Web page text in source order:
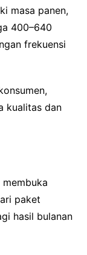
masa panen,
400–640
frekuensi
kualitas dan
membuka
paket
hasil bulanan